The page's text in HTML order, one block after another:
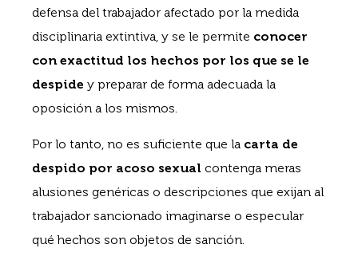
defensa del trabajador afectado por la medida
disciplinaria extintiva, y se le permite conocer
con exactitud los hechos por los que se le
despide y preparar de forma adecuada la
oposición a los mismos.
Por lo tanto, no es suficiente que la carta de
despido por acoso sexual contenga meras
alusiones genéricas o descripciones que exijan al
trabajador sancionado imaginarse o especular
qué hechos son objetos de sanción.